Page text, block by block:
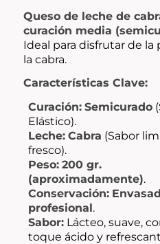
Queso de leche de
curación media
Ideal para disfrutar de la
la cabra.
Características Clave:
Curación: Semicurado
Elástico).
Leche: Cabra (Sabor
fresco).
Peso: 200 gr.
(aproximadamente).
Conservación:
profesional.
Sabor:Lácteo, suave,
toque ácido y